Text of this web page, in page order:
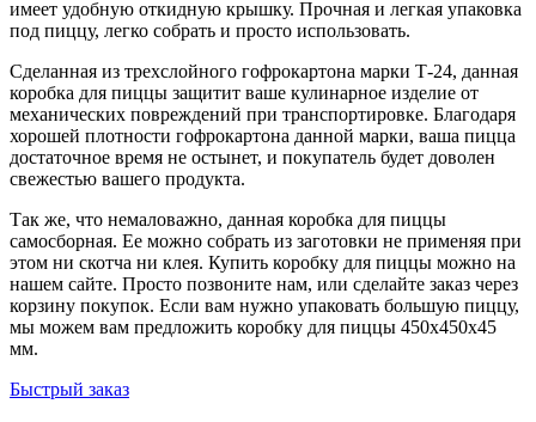
имеет удобную откидную крышку. Прочная и легкая упаковка
под пиццу, легко собрать и просто использовать.
Сделанная из трехслойного гофрокартона марки Т-24, данная
коробка для пиццы защитит ваше кулинарное изделие от
механических повреждений при транспортировке. Благодаря
хорошей плотности гофрокартона данной марки, ваша пицца
достаточное время не остынет, и покупатель будет доволен
свежестью вашего продукта.
Так же, что немаловажно, данная коробка для пиццы
самосборная. Ее можно собрать из заготовки не применяя при
этом ни скотча ни клея. Купить коробку для пиццы можно на
нашем сайте. Просто позвоните нам, или сделайте заказ через
корзину покупок. Если вам нужно упаковать большую пиццу,
мы можем вам предложить коробку для пиццы 450х450х45
мм.
Быстрый заказ